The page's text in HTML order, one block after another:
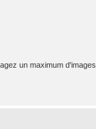
un maximum